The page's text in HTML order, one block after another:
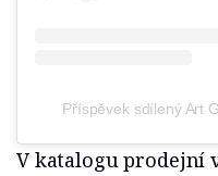
Příspěvek sdílený Art
V katalogu prodejní